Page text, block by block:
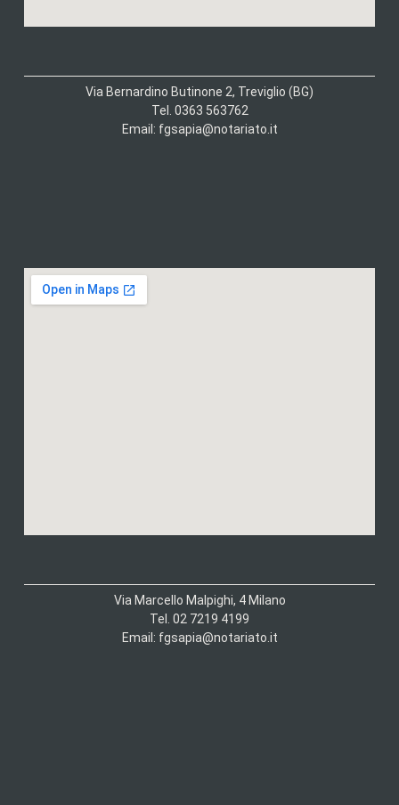
Via Bernardino Butinone 2, Treviglio (BG)
Tel. 0363 563762
Email: fgsapia@notariato.it
Via Marcello Malpighi, 4 Milano
Tel. 02 7219 4199
Email: fgsapia@notariato.it